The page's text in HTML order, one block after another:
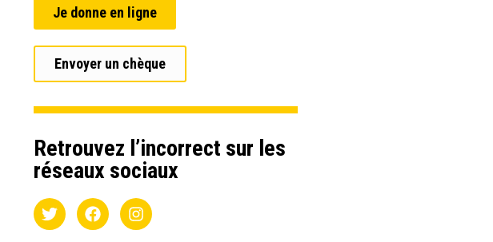
Je donne en ligne
Envoyer un chèque
Retrouvez l’incorrect sur les
réseaux sociaux